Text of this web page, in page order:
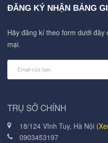
ĐĂNG KÝ NHẬN BẢNG
Hãy đăng kí theo form dưới
mại.
TRỤ SỞ CHÍNH
18/124 Vĩnh Tuy, Hà Nội
0903453197